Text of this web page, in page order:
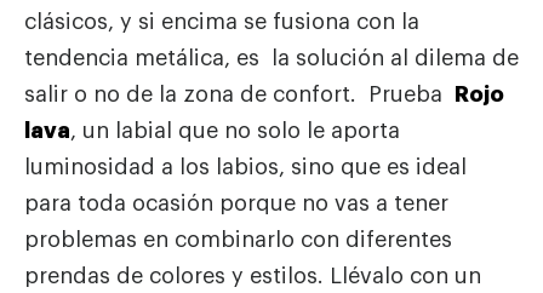
clásicos, y si encima se fusiona con la
tendencia metálica, es la solución al dilema de
salir o no de la zona de confort. Prueba
Rojo
lava, un labial que no solo le aporta
luminosidad a los labios, sino que es ideal
para toda ocasión porque no vas a tener
problemas en combinarlo con diferentes
prendas de colores y estilos. Llévalo con un